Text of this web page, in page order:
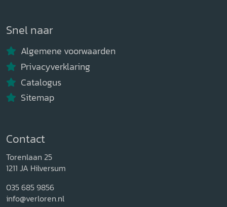
Snel naar
Algemene voorwaarden
Privacyverklaring
Catalogus
Sitemap
Contact
Torenlaan 25
1211 JA Hilversum
035 685 9856
info@verloren.nl